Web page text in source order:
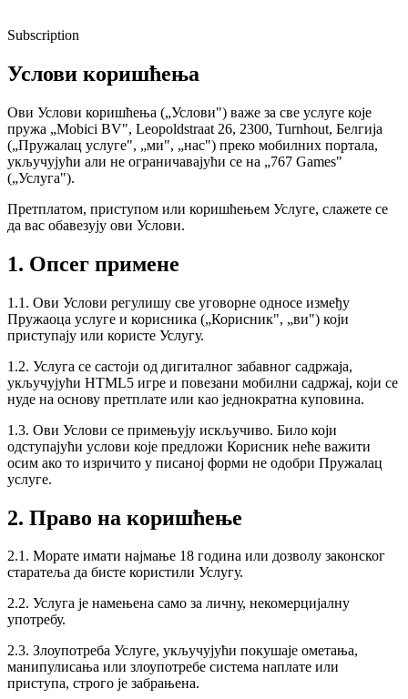
Subscription
Услови коришћења
Ови Услови коришћења („Услови") важе за све услуге које
пружа „Mobici BV", Leopoldstraat 26, 2300, Turnhout, Белгија
(„Пружалац услуге", „ми", „нас") преко мобилних портала,
укључујући али не ограничавајући се на „767 Games"
(„Услуга").
Претплатом, приступом или коришћењем Услуге, слажете се
да вас обавезују ови Услови.
1. Опсег примене
1.1. Ови Услови регулишу све уговорне односе између
Пружаоца услуге и корисника („Корисник", „ви") који
приступају или користе Услугу.
1.2. Услуга се састоји од дигиталног забавног садржаја,
укључујући HTML5 игре и повезани мобилни садржај, који се
нуде на основу претплате или као једнократна куповина.
1.3. Ови Услови се примењују искључиво. Било који
одступајући услови које предложи Корисник неће важити
осим ако то изричито у писаној форми не одобри Пружалац
услуге.
2. Право на коришћење
2.1. Морате имати најмање 18 година или дозволу законског
старатеља да бисте користили Услугу.
2.2. Услуга је намењена само за личну, некомерцијалну
употребу.
2.3. Злоупотреба Услуге, укључујући покушаје ометања,
манипулисања или злоупотребе система наплате или
приступа, строго је забрањена.